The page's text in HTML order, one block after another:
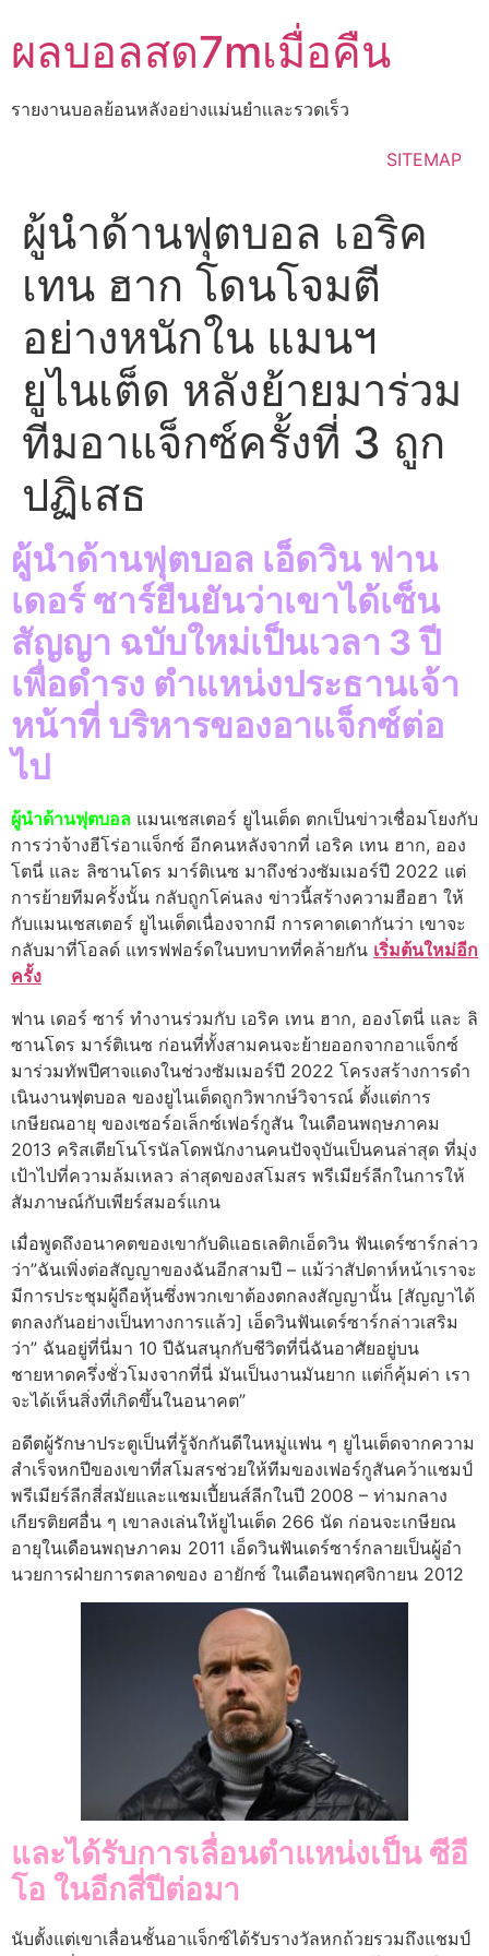
to
content
ผลบอลสด7mเมื่อคืน
รายงานบอลย้อนหลังอย่างแม่นยำเเละรวดเร็ว
SITEMAP
ผู้นําด้านฟุตบอล เอริค
เทน ฮาก โดนโจมตี
อย่างหนักใน แมนฯ
ยูไนเต็ด หลังย้ายมาร่วม
ทีมอาแจ็กซ์ครั้งที่ 3 ถูก
ปฏิเสธ
ผู้นําด้านฟุตบอล เอ็ดวิน ฟาน
เดอร์ ซาร์ยืนยันว่าเขาได้เซ็น
สัญญา ฉบับใหม่เป็นเวลา 3 ปี
เพื่อดํารง ตําแหน่งประธานเจ้า
หน้าที่ บริหารของอาแจ็กซ์ต่อ
ไป
ผู้นําด้านฟุตบอล แมนเชสเตอร์ ยูไนเต็ด ตกเป็นข่าวเชื่อมโยงกับ
การว่าจ้างฮีโร่อาแจ็กซ์ อีกคนหลังจากที่ เอริค เทน ฮาก, ออง
โตนี่ และ ลิซานโดร มาร์ติเนซ มาถึงช่วงซัมเมอร์ปี 2022 แต่
การย้ายทีมครั้งนั้น กลับถูกโค่นลง ข่าวนี้สร้างความฮือฮา ให้
กับแมนเชสเตอร์ ยูไนเต็ดเนื่องจากมี การคาดเดากันว่า เขาจะ
กลับมาที่โอลด์ แทรฟฟอร์ดในบทบาทที่คล้ายกัน เริ่มต้นใหม่อีก
ครั้ง
ฟาน เดอร์ ซาร์ ทํางานร่วมกับ เอริค เทน ฮาก, อองโตนี่ และ ลิ
ซานโดร มาร์ติเนซ ก่อนที่ทั้งสามคนจะย้ายออกจากอาแจ็กซ์
มาร่วมทัพปีศาจแดงในช่วงซัมเมอร์ปี 2022 โครงสร้างการดํา
เนินงานฟุตบอล ของยูไนเต็ดถูกวิพากษ์วิจารณ์ ตั้งแต่การ
เกษียณอายุ ของเซอร์อเล็กซ์เฟอร์กูสัน ในเดือนพฤษภาคม
2013 คริสเตียโนโรนัลโดพนักงานคนปัจจุบันเป็นคนล่าสุด ที่มุ่ง
เป้าไปที่ความล้มเหลว ล่าสุดของสโมสร พรีเมียร์ลีกในการให้
สัมภาษณ์กับเพียร์สมอร์แกน
เมื่อพูดถึงอนาคตของเขากับดิแอธเลติกเอ็ดวิน ฟันเดร์ซาร์กล่าว
ว่า”ฉันเพิ่งต่อสัญญาของฉันอีกสามปี – แม้ว่าสัปดาห์หน้าเราจะ
มีการประชุมผู้ถือหุ้นซึ่งพวกเขาต้องตกลงสัญญานั้น [สัญญาได้
ตกลงกันอย่างเป็นทางการแล้ว] เอ็ดวินฟันเดร์ซาร์กล่าวเสริม
ว่า” ฉันอยู่ที่นี่มา 10 ปีฉันสนุกกับชีวิตที่นี่ฉันอาศัยอยู่บน
ชายหาดครึ่งชั่วโมงจากที่นี่ มันเป็นงานมันยาก แต่ก็คุ้มค่า เรา
จะได้เห็นสิ่งที่เกิดขึ้นในอนาคต”
อดีตผู้รักษาประตูเป็นที่รู้จักกันดีในหมู่แฟน ๆ ยูไนเต็ดจากความ
สําเร็จหกปีของเขาที่สโมสรช่วยให้ทีมของเฟอร์กูสันคว้าแชมป์
พรีเมียร์ลีกสี่สมัยและแชมเปี้ยนส์ลีกในปี 2008 – ท่ามกลาง
เกียรติยศอื่น ๆ เขาลงเล่นให้ยูไนเต็ด 266 นัด ก่อนจะเกษียณ
อายุในเดือนพฤษภาคม 2011 เอ็ดวินฟันเดร์ซาร์กลายเป็นผู้อํา
นวยการฝ่ายการตลาดของ อายักซ์ ในเดือนพฤศจิกายน 2012
และได้รับการเลื่อนตําแหน่งเป็น ซีอี
โอ ในอีกสี่ปีต่อมา
นับตั้งแต่เขาเลื่อนชั้นอาแจ็กซ์ได้รับรางวัลหกถ้วยรวมถึงแชมป์